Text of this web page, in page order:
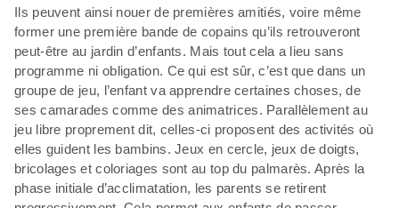
Ils peuvent ainsi nouer de premières amitiés, voire même
former une première bande de copains qu’ils retrouveront
peut-être au jardin d’enfants. Mais tout cela a lieu sans
programme ni obligation. Ce qui est sûr, c’est que dans un
groupe de jeu, l’enfant va apprendre certaines choses, de
ses camarades comme des animatrices. Parallèlement au
jeu libre proprement dit, celles-ci proposent des activités où
elles guident les bambins. Jeux en cercle, jeux de doigts,
bricolages et coloriages sont au top du palmarès. Après la
phase initiale d’acclimatation, les parents se retirent